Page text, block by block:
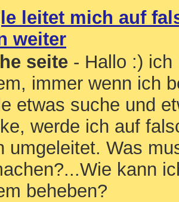
leitet mich auf
weiter
seite - Hallo :) ich
immer wenn ich
etwas suche und
werde ich auf
umgeleitet. Was
kann
beheben?